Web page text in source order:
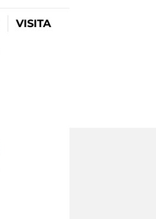
VISITA